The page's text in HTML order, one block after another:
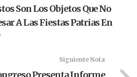
Son Los Objetos Que No
A Las Fiestas Patrias En
Siguiente Nota
Presenta Informe